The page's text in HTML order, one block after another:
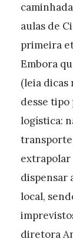
aulas de
primeira
Embora
(leia dicas
desse
logística:
extrapolar
dispensar
local,
diretora